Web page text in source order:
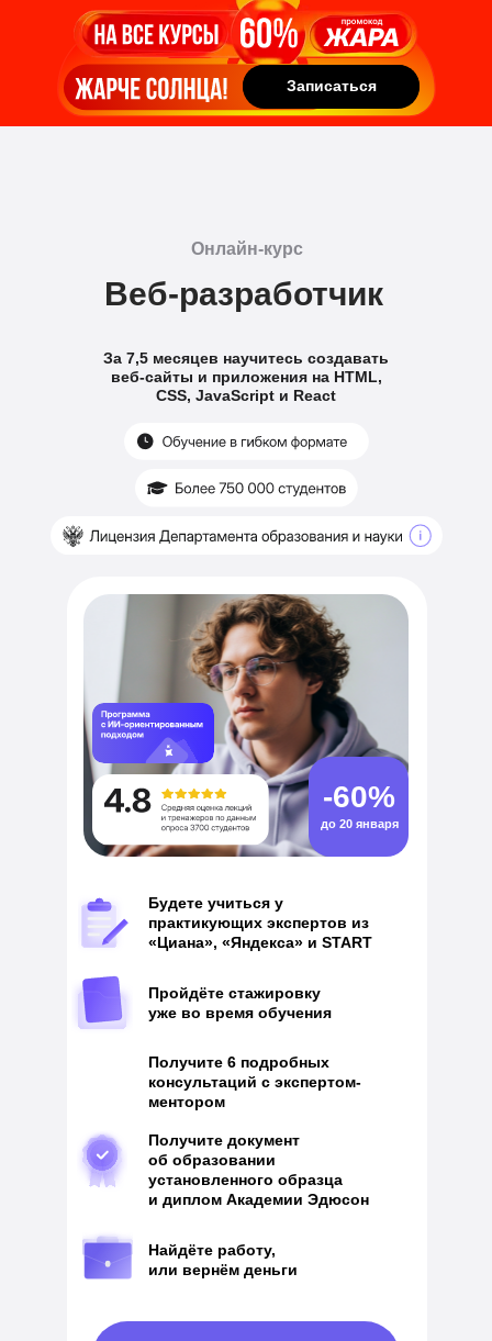
Записаться
Записаться
За 7,5 месяцев научитесь создавать
веб-сайты и приложения на HTML,
CSS, JavaScript и React
Веб-разработчик
Онлайн-курс
Получите документ
об образовании
установленного образца
и диплом Академии Эдюсон
Получите 6 подробных
консультаций с экспертом-
ментором
Найдёте работу,
или вернём деньги
Пройдёте стажировку
уже во время обучения
Будете учиться у
практикующих экспертов из
«Циана», «Яндекса» и START
-60%
до 20 января